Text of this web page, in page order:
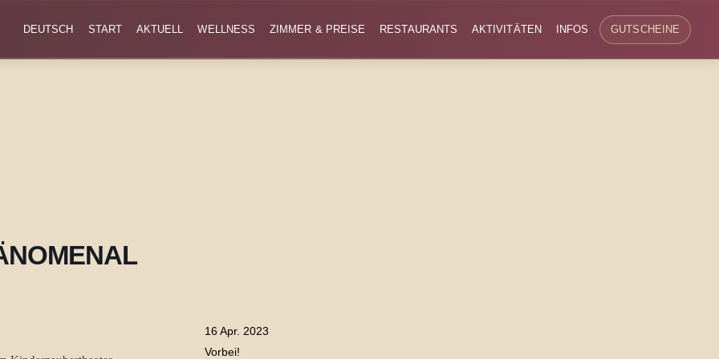
DEUTSCH START AKTUELL WELLNESS ZIMMER & PREISE RESTAURANTS AKTIVITÄTEN INFOS GUTSCHEINE
16 Apr. 2023
Vorbei!